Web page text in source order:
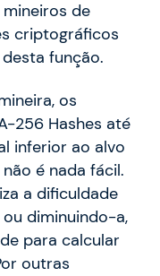
de
criptográficos
função.
os
256 Hashes até
inferior ao alvo
é nada fácil.
a dificuldade
diminuindo-a,
para calcular
outras